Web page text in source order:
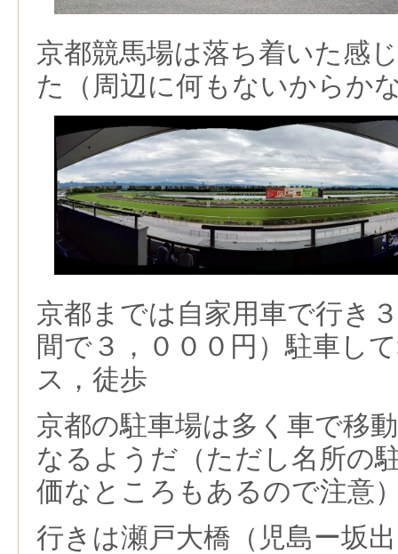
京都競馬場は落ち着いた感
た（周辺に何もないからか
京都までは自家用車で行き
間で３，０００円）駐車し
ス，徒歩
京都の駐車場は多く車で移
なるようだ（ただし名所の
価なところもあるので注意
行きは瀬戸大橋（児島ー坂